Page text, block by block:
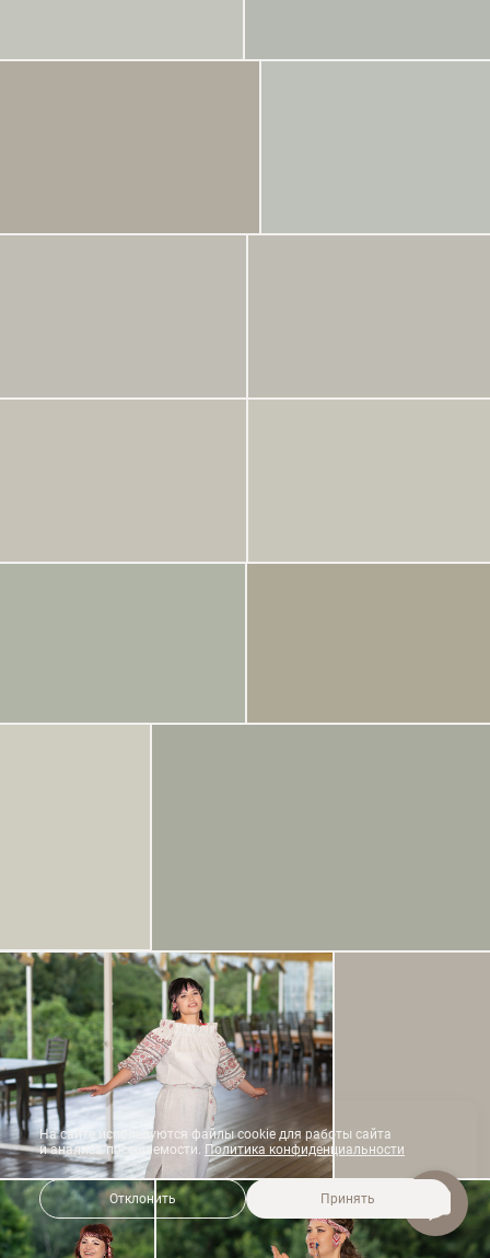
На сайте используются файлы cookie для работы сайта
и анализа посещаемости. Политика конфиденциальности
Отклонить Принять